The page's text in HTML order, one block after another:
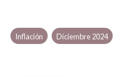
Inflación Diciembre 2024